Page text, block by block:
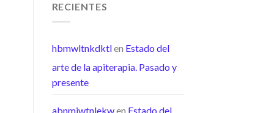
RECIENTES
hbmwltnkdktlen Estado del
arte de la apiterapia. Pasado y
presente
abnmiwtnlekwen Estado del